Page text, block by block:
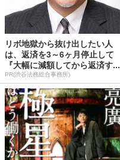
リボ地獄から抜け出したい人
は、返済を3～6ヶ月停止して
『大幅に減額してから返済す...
PR(渋谷法務総合事務所)